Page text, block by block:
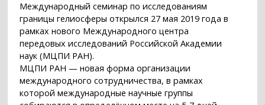
Международный семинар по исследованиям
границы гелиосферы открылся 27 мая 2019 года в
рамках нового Международного центра
передовых исследований Российской Академии
наук (МЦПИ РАН).
МЦПИ РАН — новая форма организации
международного сотрудничества, в рамках
которой международные научные группы